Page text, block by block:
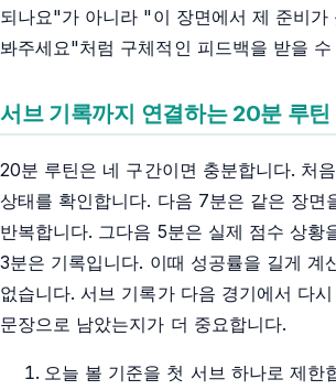
되나요"가 아니라 "이 장면에서 제 준비가
봐주세요"처럼 구체적인 피드백을 받을 수
서브 기록까지 연결하는 20분 루틴
20분 루틴은 네 구간이면 충분합니다. 처
상태를 확인합니다. 다음 7분은 같은 장면
반복합니다. 그다음 5분은 실제 점수 상황
3분은 기록입니다. 이때 성공률을 길게 계
없습니다. 서브 기록가 다음 경기에서 다
문장으로 남았는지가 더 중요합니다.
오늘 볼 기준을 첫 서브 하나로 제한